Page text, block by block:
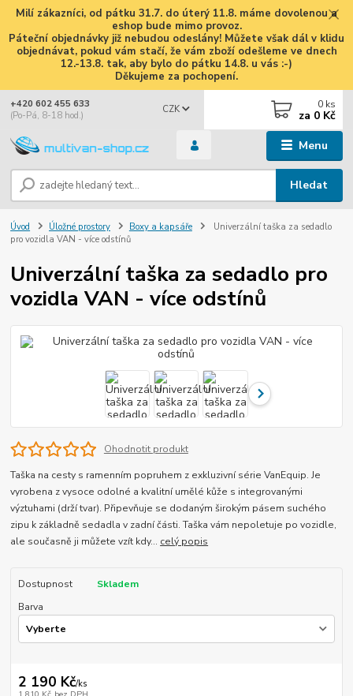
Milí zákazníci, od pátku 31.7. do úterý 11.8. máme dovolenou a
eshop bude mimo provoz.
Páteční objednávky již nebudou odeslány! Můžete však dál v klidu
objednávat, pokud vám stačí, že vám zboží odešleme ve dnech
12.-13.8. tak, aby bylo do pátku 14.8. u vás :-)
Děkujeme za pochopení.
Menu
CZK
Hledat
+420 602 455 633
(Po-Pá, 8-18 hod.)
0 ks
za 0 Kč
Úvod Úložné prostory Boxy a kapsáře
Univerzální taška za sedadlo
pro vozidla VAN - více odstínů
Univerzální taška za sedadlo pro
vozidla VAN - více odstínů
Ohodnotit produkt
Taška na cesty s ramenním popruhem z exkluzivní série VanEquip. Je
vyrobena z vysoce odolné a kvalitní umělé kůže s integrovanými
výztuhami (drží tvar). Připevňuje se dodaným širokým pásem suchého
zipu k základně sedadla v zadní části. Taška vám nepoletuje po vozidle,
ale současně ji můžete vzít kdy... celý popis
Dostupnost
Skladem
Barva
2 190 Kč/ks